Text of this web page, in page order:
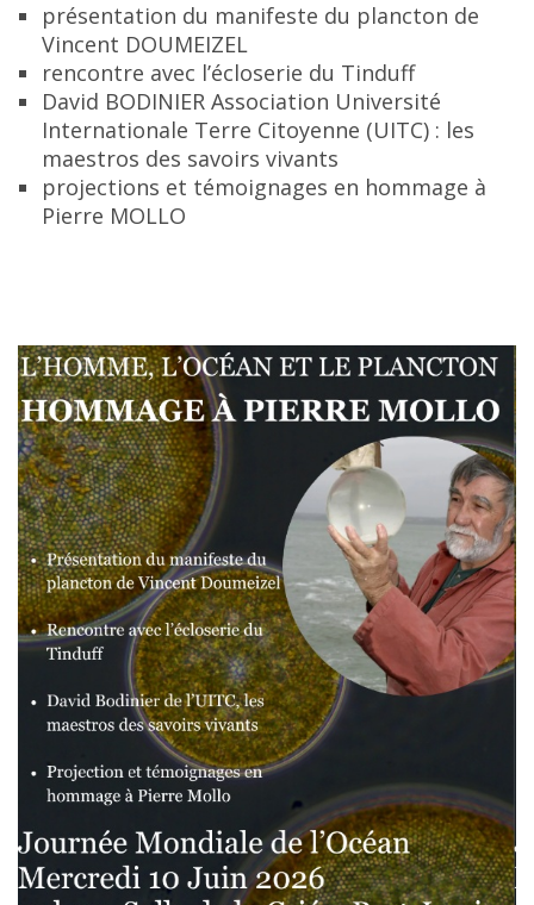
présentation du manifeste du plancton de
Vincent DOUMEIZEL
rencontre avec l’écloserie du Tinduff
David BODINIER Association Université
Internationale Terre Citoyenne (UITC) : les
maestros des savoirs vivants
projections et témoignages en hommage à
Pierre MOLLO